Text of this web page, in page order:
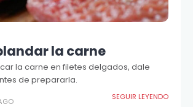
la carne
la carne en filetes delgados, dale
de prepararla.
SEGUIR LEYENDO